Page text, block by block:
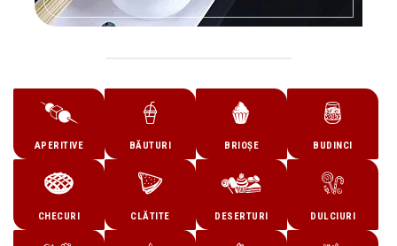
APERITIVE BĂUTURI BRIOȘE BUDINCI
CHECURI CLĂTITE DESERTURI DULCIURI